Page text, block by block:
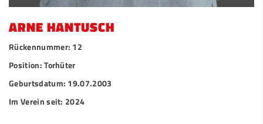
ARNE HANTUSCH
Rückennummer: 12
Position: Torhüter
Geburtsdatum: 19.07.2003
Im Verein seit: 2024